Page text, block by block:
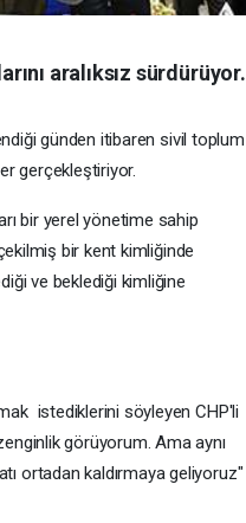
aralıksız sürdürüyor.
günden itibaren sivil toplum
gerçekleştiriyor.
bir yerel yönetime sahip
bir kent kimliğinde
ve beklediği kimliğine
istediklerini söyleyen CHP'li
görüyorum. Ama aynı
ortadan kaldırmaya geliyoruz"